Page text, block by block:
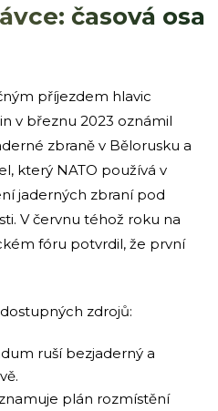
časová osa
příjezdem hlavic
v březnu 2023 oznámil
zbraně v Bělorusku a
který NATO používá v
jaderných zbraní pod
V červnu téhož roku na
fóru potvrdil, že první
zdrojů:
ruší bezjaderný a
plán rozmístění